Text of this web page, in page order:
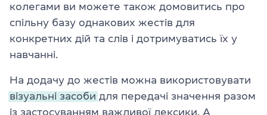
колегами ви можете також домовитись про
спільну базу однакових жестів для
конкретних дій та слів і дотримуватись їх у
навчанні.
На додачу до жестів можна використовувати
візуальні засоби для передачі значення разом
із застосуванням важливої лексики. А